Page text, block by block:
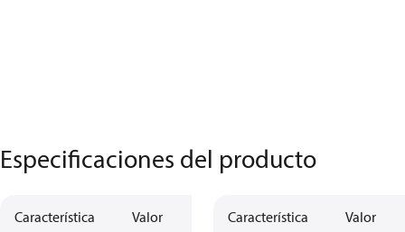
Especificaciones del producto
Característica Valor Característica Valor